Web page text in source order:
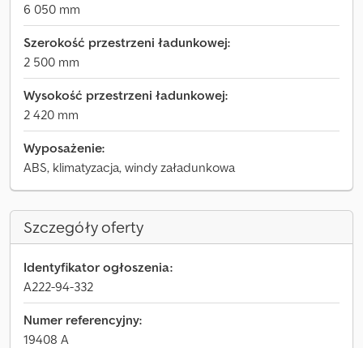
6 050 mm
Szerokość przestrzeni ładunkowej:
2 500 mm
Wysokość przestrzeni ładunkowej:
2 420 mm
Wyposażenie:
ABS, klimatyzacja, windy załadunkowa
Szczegóły oferty
Identyfikator ogłoszenia:
A222-94-332
Numer referencyjny:
19408 A